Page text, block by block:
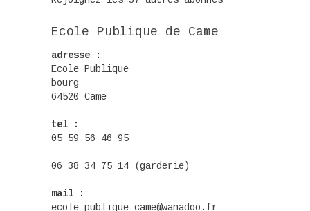
Ecole Publique de Came
adresse :
Ecole Publique
bourg
64520 Came
tel :
05 59 56 46 95
06 38 34 75 14 (garderie)
mail :
ecole-publique-came@wanadoo.fr